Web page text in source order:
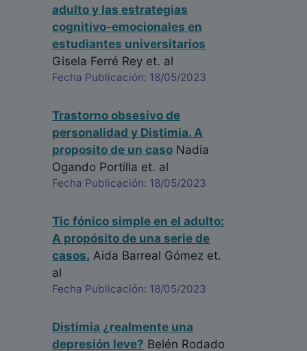
adulto y las estrategias
cognitivo-emocionales en
estudiantes universitarios
Gisela Ferré Rey et. al
Fecha Publicación: 18/05/2023
Trastorno obsesivo de
personalidad y Distimia. A
proposito de un caso Nadia
Ogando Portilla et. al
Fecha Publicación: 18/05/2023
Tic fónico simple en el adulto:
A propósito de una serie de
casos. Aida Barreal Gómez et.
al
Fecha Publicación: 18/05/2023
Distimia ¿realmente una
depresión leve? Belén Rodado